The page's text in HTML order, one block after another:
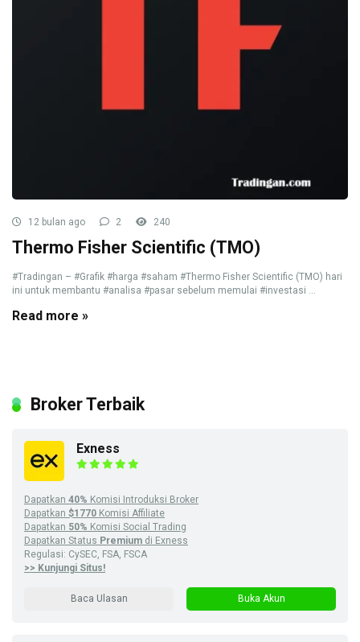
12 bulan ago 2 240
Thermo Fisher Scientific (TMO)
#Tradingan – #Grafik #harga #saham #Thermo Fisher Scientific (TMO) hari
ini untuk membantu #analisa #pasar sebelum memulai #investasi ...
Read more »
Broker Terbaik
Exness
Dapatkan 40% Komisi Introduksi Broker
Dapatkan $1770 Komisi Affiliate
Dapatkan 50% Komisi Social Trading
Dapatkan Status Premium di Exness
Regulasi: CySEC, FSA, FSCA
>> Kunjungi Situs!
Baca Ulasan Buka Akun